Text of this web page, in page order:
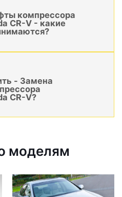
компрессора
CR-V - какие
- Замена
CR-V?
моделям